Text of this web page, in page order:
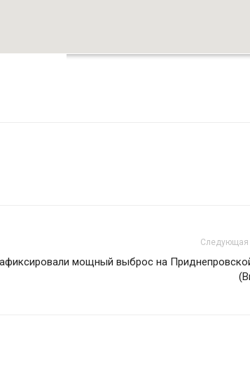
Следующая
мощный выброс на